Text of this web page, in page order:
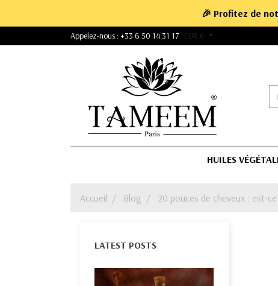
🎉 Profitez de
Appelez-nous :+33 6 50 14 31 17 EUR €
HUILES
Accueil Blog 20 pouces de cheveux : est-
LATEST POSTS